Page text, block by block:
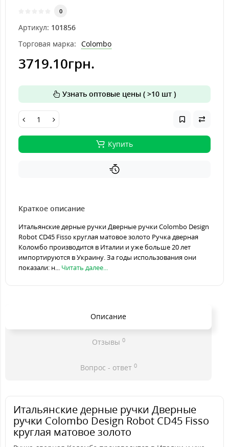
0
Артикул: 101856
Торговая марка: Colombo
3719.10грн.
Узнать оптовые цены ( >10 шт )
Купить
Краткое описание
Итальянские дерные ручки Дверные ручки Colombo Design
Robot CD45 Fisso круглая матовое золото Ручка дверная
Коломбо производится в Италии и уже больше 20 лет
импортируются в Украину. За годы использования они
показали: н... Читать далее...
Описание
Отзывы 0
Вопрос - ответ 0
Итальянские дерные ручки Дверные
ручки Colombo Design Robot CD45 Fisso
круглая матовое золото